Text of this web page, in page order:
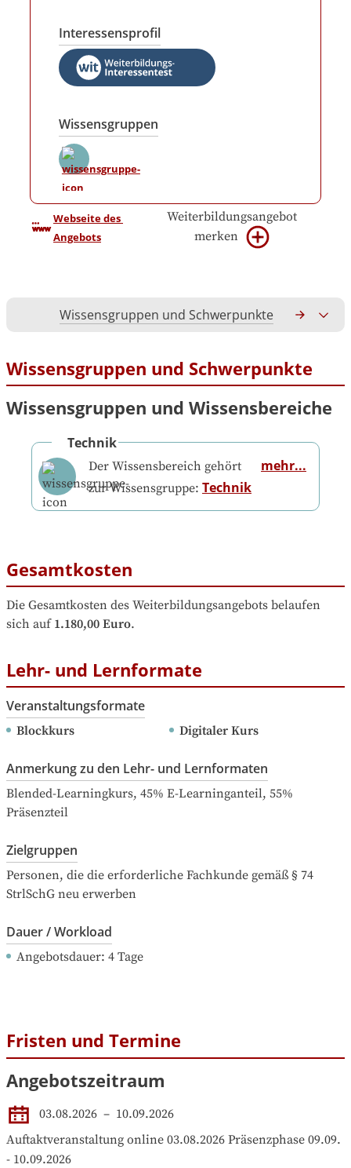
Interessensprofil
Wissensgruppen
Webseite des
Angebots
Weiterbildungsangebot
merken
Wissensgruppen und Schwerpunkte
Wissensgruppen und Schwerpunkte
Wissensgruppen und Wissensbereiche
Technik
Der Wissensbereich gehört
zur Wissensgruppe: Technik
mehr...
Gesamtkosten
Die Gesamtkosten des Weiterbildungsangebots belaufen
sich auf 1.180,00 Euro.
Lehr- und Lernformate
Veranstaltungsformate
Blockkurs Digitaler Kurs
Anmerkung zu den Lehr- und Lernformaten
Blended-Learningkurs, 45% E-Learninganteil, 55%
Präsenzteil
Zielgruppen
Personen, die die erforderliche Fachkunde gemäß § 74
StrlSchG neu erwerben
Dauer / Workload
Angebotsdauer: 4 Tage
Fristen und Termine
Angebotszeitraum
03.08.2026 – 10.09.2026
Auftaktveranstaltung online 03.08.2026 Präsenzphase 09.09.
- 10.09.2026